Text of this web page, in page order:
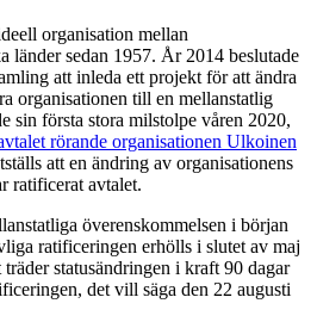
organisation mellan
länder sedan 1957. År 2014 beslutade
att inleda ett projekt för att ändra
organisationen till en mellanstatlig
sin första stora milstolpe våren 2020,
rörande organisationen Ulkoinen
att en ändring av organisationens
ratificerat avtalet.
överenskommelsen i början
ratificeringen erhölls i slutet av maj
statusändringen i kraft 90 dagar
det vill säga den 22 augusti